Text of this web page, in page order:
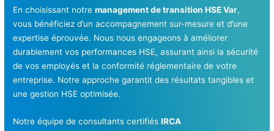
En choisissant notremanagement de transition HSE Var,
vous bénéficiez d’un accompagnement sur-mesure et d’une
expertise éprouvée. Nous nous engageons à améliorer
durablement vos performances HSE, assurant ainsi la sécurité
de vos employés et la conformité réglementaire de votre
entreprise. Notre approche garantit des résultats tangibles et
une gestion HSE optimisée.
Notre équipe de consultants certifiésIRCA